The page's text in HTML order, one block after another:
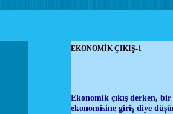
EKONOMİK ÇIKIŞ-1
Ekonomik çıkış derken,
ekonomisine giriş diye